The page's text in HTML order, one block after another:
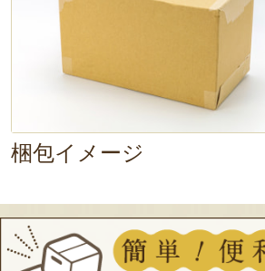
梱包イメージ